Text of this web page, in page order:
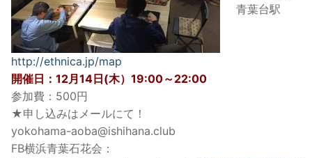
青葉台駅
http://ethnica.jp/map
開催日：12月14日(木）19:00～22:00
参加費：500円
★申し込みはメールにて！
yokohama-aoba@ishihana.club
FB横浜青葉石花会：